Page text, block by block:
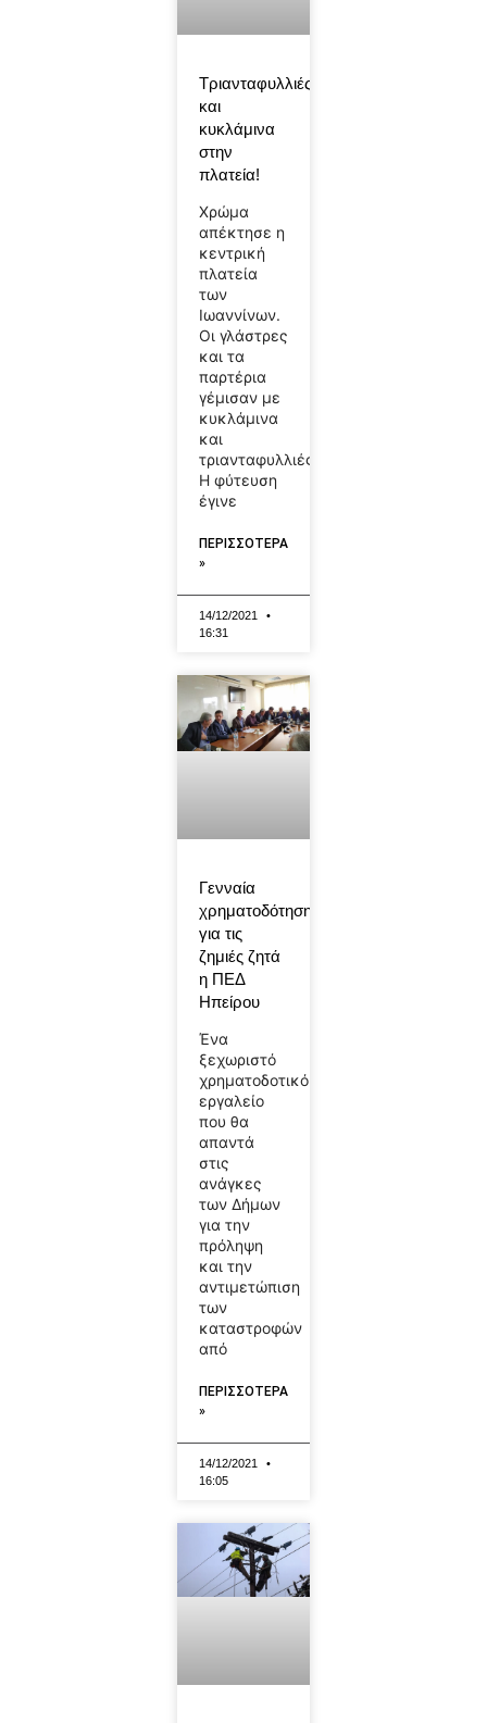
Τριανταφυλλιές
και
κυκλάμινα
στην
πλατεία!
Χρώμα
απέκτησε η
κεντρική
πλατεία
των
Ιωαννίνων.
Οι γλάστρες
και τα
παρτέρια
γέμισαν με
κυκλάμινα
και
τριανταφυλλιές.
Η φύτευση
έγινε
ΠΕΡΙΣΣΟΤΕΡΑ
»
14/12/2021
16:31
Γενναία
χρηματοδότηση
για τις
ζημιές ζητά
η ΠΕΔ
Ηπείρου
Ένα
ξεχωριστό
χρηματοδοτικό
εργαλείο
που θα
απαντά
στις
ανάγκες
των Δήμων
για την
πρόληψη
και την
αντιμετώπιση
των
καταστροφών
από
ΠΕΡΙΣΣΟΤΕΡΑ
»
14/12/2021
16:05